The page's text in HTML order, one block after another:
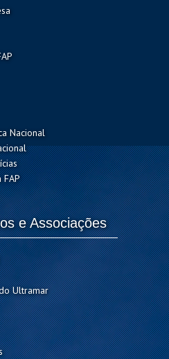
Nacional
FAP
e Associações
Ultramar